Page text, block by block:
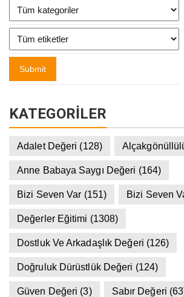
KATEGORILER
Adalet Değeri (128)
Anne Babaya Saygı Değeri (164)
Bizi Seven Var (151) Bizi Seven
Değerler Eğitimi (1308)
Dostluk Ve Arkadaşlık Değeri (126)
Doğruluk Dürüstlük Değeri (124)
Güven Değeri (3) Sabır Değeri